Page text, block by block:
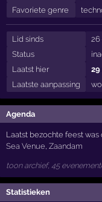
Favoriete genre
Lid sinds
26
Status
Laatst hier
29
Laatste aanpassing
Agenda
Laatst bezochte feest was
Sea Venue,Zaandam
toon archief, 45
Statistieken